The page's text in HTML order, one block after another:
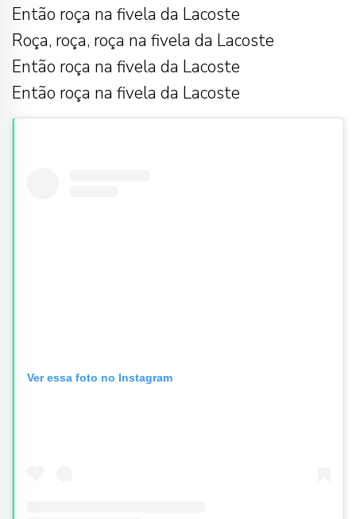
Então roça na fivela da Lacoste
Roça, roça, roça na fivela da Lacoste
Então roça na fivela da Lacoste
Então roça na fivela da Lacoste
Ver essa foto no Instagram